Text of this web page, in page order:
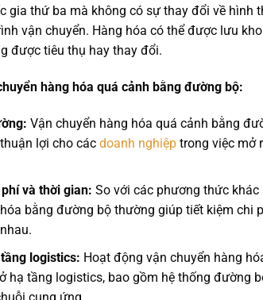
gia thứ ba mà không có sự thay đổi về hình
vận chuyển. Hàng hóa có thể được lưu
được tiêu thụ hay thay đổi.
hàng hóa quá cảnh bằng đường bộ:
Vận chuyển hàng hóa quá cảnh bằng
lợi cho các doanh nghiệptrong việc mở
và thời gian: So với các phương thức
bằng đường bộ thường giúp tiết kiệm chi
logistics: Hoạt động vận chuyển hàng
hạ tầng logistics, bao gồm hệ thống đường